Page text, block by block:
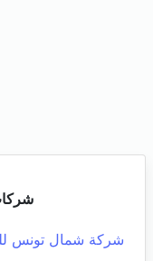
شركة شمال تونس